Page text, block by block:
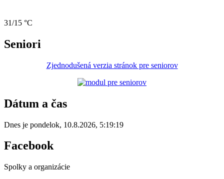
31/15 °C
Seniori
Zjednodušená verzia stránok pre seniorov
Dátum a čas
Dnes je pondelok, 10.8.2026, 5:19:19
Facebook
Spolky a organizácie